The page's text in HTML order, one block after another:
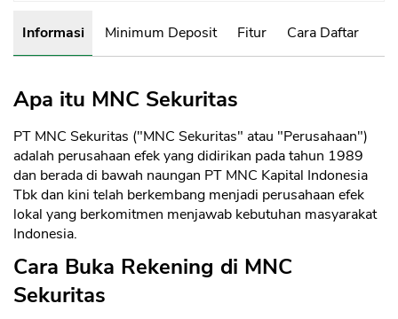
Informasi Minimum Deposit Fitur Cara Daftar
Apa itu MNC Sekuritas
PT MNC Sekuritas ("MNC Sekuritas" atau "Perusahaan")
adalah perusahaan efek yang didirikan pada tahun 1989
dan berada di bawah naungan PT MNC Kapital Indonesia
Tbk dan kini telah berkembang menjadi perusahaan efek
lokal yang berkomitmen menjawab kebutuhan masyarakat
Indonesia.
Cara Buka Rekening di MNC
Sekuritas